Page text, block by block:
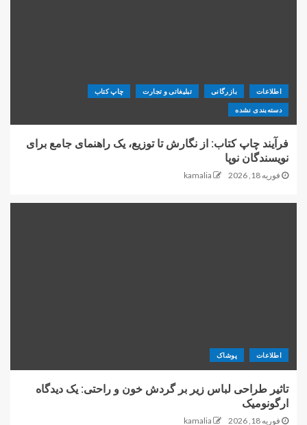
اطلاعات بازرگانی تبلیغاتی و تجارت چاپ کتاب
دسته‌بندی نشده
فرآیند چاپ کتاب: از نگارش تا توزیع، یک راهنمای جامع برای
نویسندگان نوپا
فوریه 18, 2026 kamalia
اطلاعات پوشاک
تاثیر طراحی لباس زیر بر گردش خون و راحتی: یک دیدگاه
ارگونومیک
فوریه 18, 2026 kamalia